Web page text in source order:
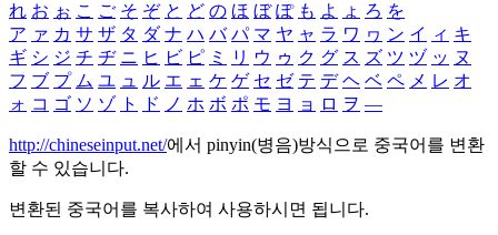
れ お ぉ こ ご そ ぞ と ど の ほ ぼ ぽ も よ ょ ろ を
ア ァ カ サ ザ タ ダ ナ ハ バ パ マ ヤ ャ ラ ワ ヮ ン イ ィ キ
ギ シ ジ チ ヂ ニ ヒ ビ ピ ミ リ ウ ゥ ク グ ス ズ ツ ヅ ッ ヌ
フ ブ プ ム ユ ュ ル エ ェ ケ ゲ セ ゼ テ デ ヘ ベ ペ メ レ オ
ォ コ ゴ ソ ゾ ト ド ノ ホ ボ ポ モ ヨ ョ ロ ヲ ―
http://chineseinput.net/에서 pinyin(병음)방식으로 중국어를 변환
할 수 있습니다.
변환된 중국어를 복사하여 사용하시면 됩니다.